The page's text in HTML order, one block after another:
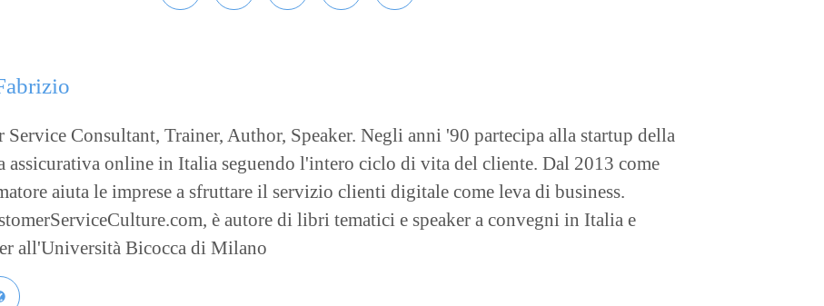
Consultant, Trainer, Author, Speaker. Negli anni '90 partecipa alla startup della
assicurativa online in Italia seguendo l'intero ciclo di vita del cliente. Dal 2013 come
aiuta le imprese a sfruttare il servizio clienti digitale come leva di business.
è autore di libri tematici e speaker a convegni in Italia e
all'Università Bicocca di Milano